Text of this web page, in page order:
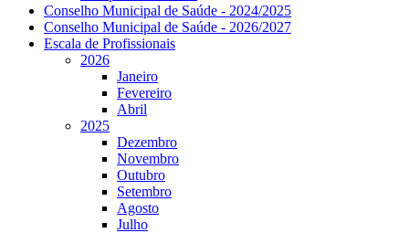
Conselho Municipal de Saúde - 2024/2025
Conselho Municipal de Saúde - 2026/2027
Escala de Profissionais
2026
Janeiro
Fevereiro
Abril
2025
Dezembro
Novembro
Outubro
Setembro
Agosto
Julho